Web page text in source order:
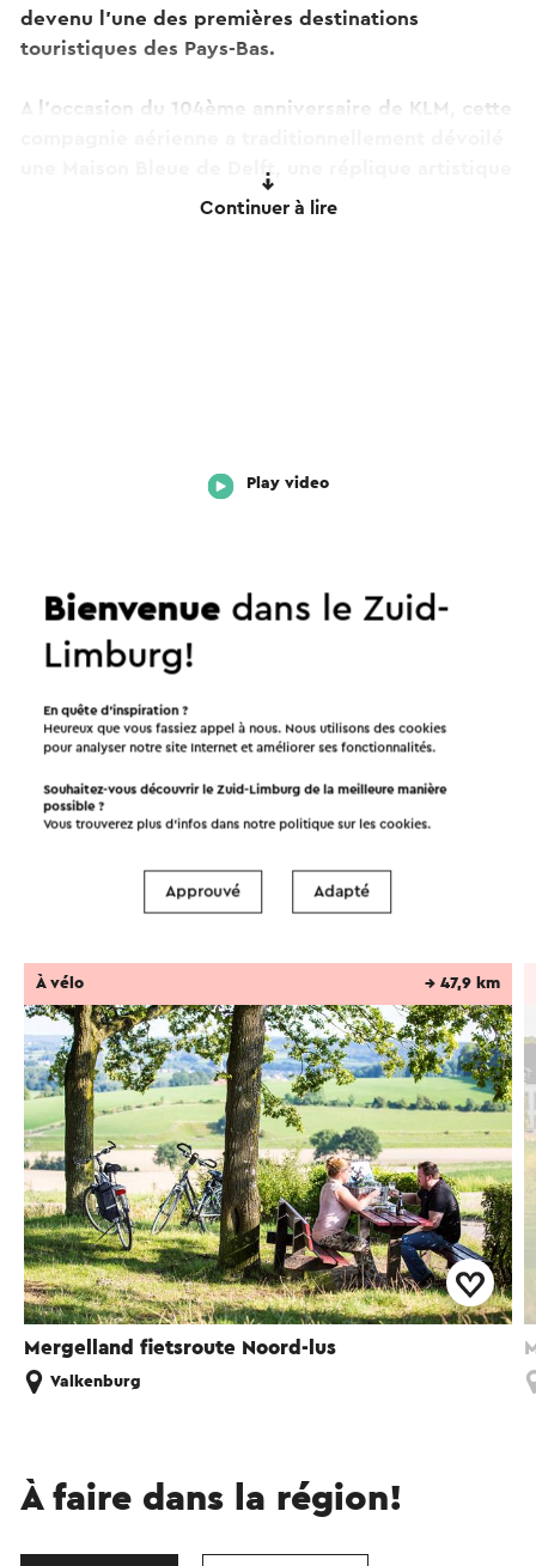
devenu l'une des premières destinations
touristiques des Pays-Bas.
A l'occasion du 104ème anniversaire de KLM, cette
une Maison Bleue de Delft, une réplique artistique
d'un bâtiment remarquable existant dans notre
vous envoûter, venez à Valkenburg en train et
Ce texte a été traduit automatiquement à l'aide d'un service
Continuer à lire
Play video
Itinéraires dans les environs
Cyclisme sur gravier
Mergelland fietsroute Noord-lus
À vélo → 47,9 km
Valkenburg
À faire dans la région!
Bienvenuedans le Zuid-
Limburg!
En quête d’inspiration ?
Heureux que vous fassiez appel à nous. Nous utilisons des cookies
pour analyser notre site Internet et améliorer ses fonctionnalités.
Souhaitez-vous découvrir le Zuid-Limburg de la meilleure manière
possible ?
Vous trouverez plus d’infos dans notre politique sur lescookies.
Approuvé Adapté